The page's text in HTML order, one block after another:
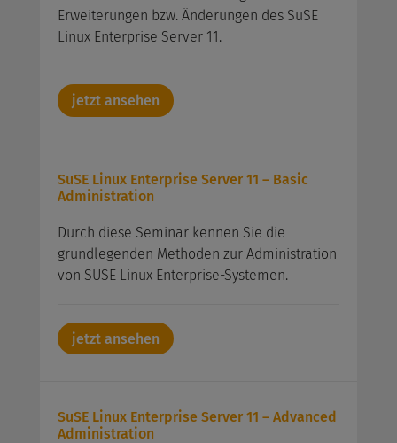
Erweiterungen bzw. Änderungen des SuSE
Linux Enterprise Server 11.
jetzt ansehen
SuSE Linux Enterprise Server 11 – Basic
Administration
Durch diese Seminar kennen Sie die
grundlegenden Methoden zur Administration
von SUSE Linux Enterprise-Systemen.
jetzt ansehen
SuSE Linux Enterprise Server 11 – Advanced
Administration